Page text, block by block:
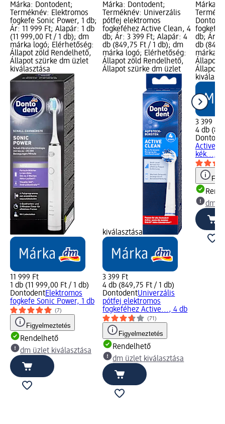
Márka: Dontodent;
Terméknév: Elektromos
fogkefe Sonic Power, 1 db;
Ár: 11 999 Ft; Alapár: 1 db
(11 999,00 Ft / 1 db); dm
márka logó; Elérhetőség:
Állapot zöld Rendelhető,
Állapot szürke dm üzlet
kiválasztása
11 999 Ft
1 db (11 999,00 Ft / 1 db)
DontodentElektromos
fogkefe Sonic Power, 1 db
(7)
Figyelmeztetés
Rendelhető
dm üzlet kiválasztása
Márka: Dontodent;
Terméknév: Univerzális
pótfej elektromos
fogkeféhez Active Clean, 4
db; Ár: 3 399 Ft; Alapár: 4
db (849,75 Ft / 1 db); dm
márka logó; Elérhetőség:
Állapot zöld Rendelhető,
Állapot szürke dm üzlet
kiválasztása
3 399 Ft
4 db (849,75 Ft / 1 db)
DontodentUniverzális
pótfej elektromos
fogkeféhez Active..., 4 db
(71)
Figyelmeztetés
Rendelhető
dm üzlet kiválasztása
Márka:
db; Ár:
db
márka
Állapot
Állapot
3 399 Ft
4 db
Active
kék..., 4
dm